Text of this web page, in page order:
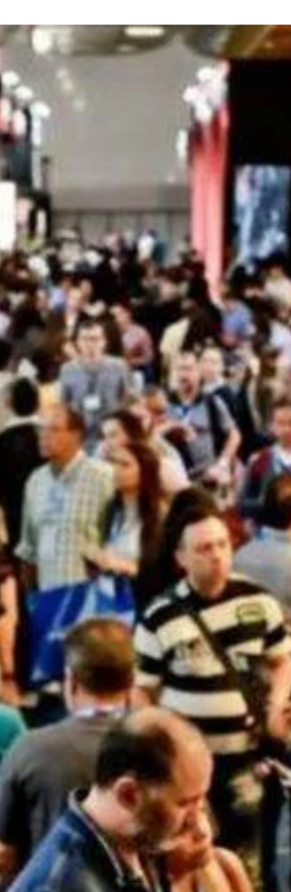
HNT: Rumo aos Emirados Árabes
Estamos chegando na terra dos Sheiks! Somos
destaque no Jornal O Globo, na coluna Pense
Grande. A Hot N'Tender vai desembarcar no
Oriente...